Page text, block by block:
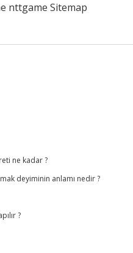
nttgame Sitemap
ne kadar ?
deyiminin anlamı nedir ?
?